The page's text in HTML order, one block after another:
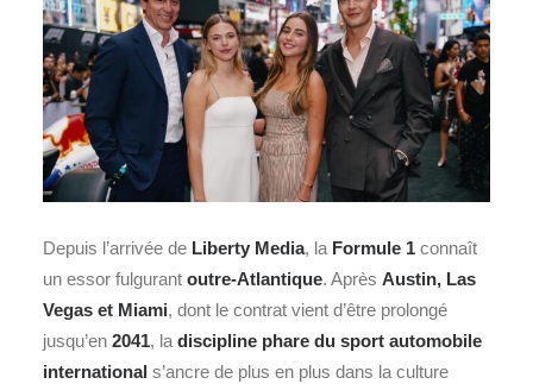
Depuis l’arrivée de Liberty Media, la Formule 1 connaît
un essor fulgurant outre-Atlantique. Après Austin, Las
Vegas et Miami, dont le contrat vient d’être prolongé
jusqu’en 2041, ladiscipline phare du sport automobile
international s’ancre de plus en plus dans la culture